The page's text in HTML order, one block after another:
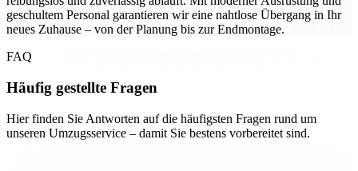
geschultem Personal garantieren wir eine nahtlose Übergang in Ihr
neues Zuhause – von der Planung bis zur Endmontage.
FAQ
Häufig gestellte Fragen
Hier finden Sie Antworten auf die häufigsten Fragen rund um
unseren Umzugsservice – damit Sie bestens vorbereitet sind.